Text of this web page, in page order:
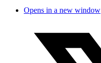
Opens in a new window